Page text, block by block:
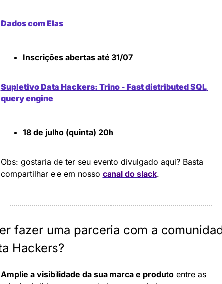
Dados com Elas
Inscrições abertas até 31/07
Supletivo Data Hackers: Trino - Fast distributed SQL
query engine
18 de julho (quinta) 20h
Obs: gostaria de ter seu evento divulgado aqui? Basta
compartilhar ele em nosso canal do slack.
fazer uma parceria com a
Hackers?
Amplie a visibilidade da sua marca e produto entre as